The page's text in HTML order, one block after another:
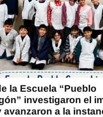
la Escuela “Pueblo
investigaron el
avanzaron a la